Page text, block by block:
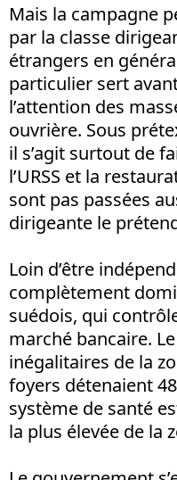
Mais la campagne
par la classe
étrangers en
particulier sert
l’attention des
ouvrière. Sous
il s’agit surtout de
l’URSS et la
sont pas passées
dirigeante le
Loin d’être
complètement
suédois, qui
marché bancaire.
inégalitaires de la
foyers détenaient
système de santé
la plus élevée de la